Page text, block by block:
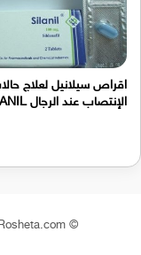
اقراص سيلانيل لعلاج
الإنتصاب عند الرجال SILANIL
© Copyright 2020, All Rights Reserved Rosheta.com